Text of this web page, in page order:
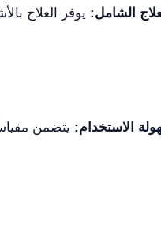
الشامل:
الاستخدام: